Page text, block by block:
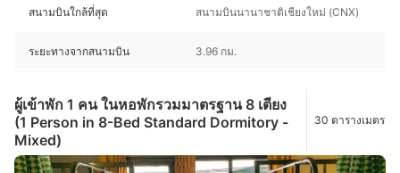
สนามบินใกล้ที่สุด สนามบินนานาชาติเชียงใหม่ (CNX)
ระยะทางจากสนามบิน 3.96 กม.
ผู้เข้าพัก 1 คน ในหอพักรวมมาตรฐาน 8 เตียง
(1 Person in 8-Bed Standard Dormitory -
Mixed)
30 ตารางเมตร